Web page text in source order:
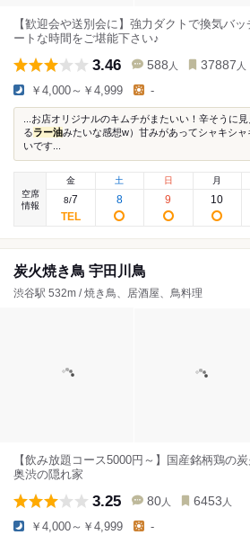
【歓迎会や送別会に】強力ダクトで換気バ
ートな時間をご堪能下さい♪
3.46 588 人 37887 人
￥4,000～￥4,999 -
...お店オリジナルのキムチがまたいい！辛そうに
るラー油みたいな感想w）甘みがあってシャキシ
いです...
空席
情報
金
8/7
土
8
日
9
月
10
炭火焼き鳥 宇田川鳥
渋谷駅 532m / 焼き鳥、居酒屋、鳥料理
【飲み放題コース5000円～】国産銘柄鶏の
奥渋の隠れ家
3.25 80 人 6453 人
￥4,000～￥4,999 -